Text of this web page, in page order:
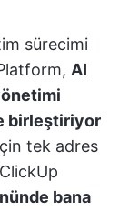
sürecimi
AI
birleştiriyor
tek adres
bana